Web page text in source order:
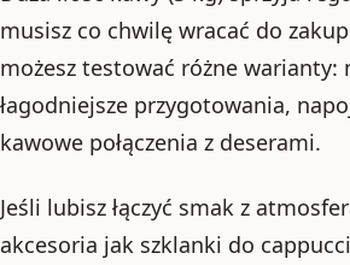
musisz co chwilę wracać do
możesz testować różne warianty:
łagodniejsze przygotowania,
kawowe połączenia z deserami.
Jeśli lubisz łączyć smak z
akcesoria jak szklanki do